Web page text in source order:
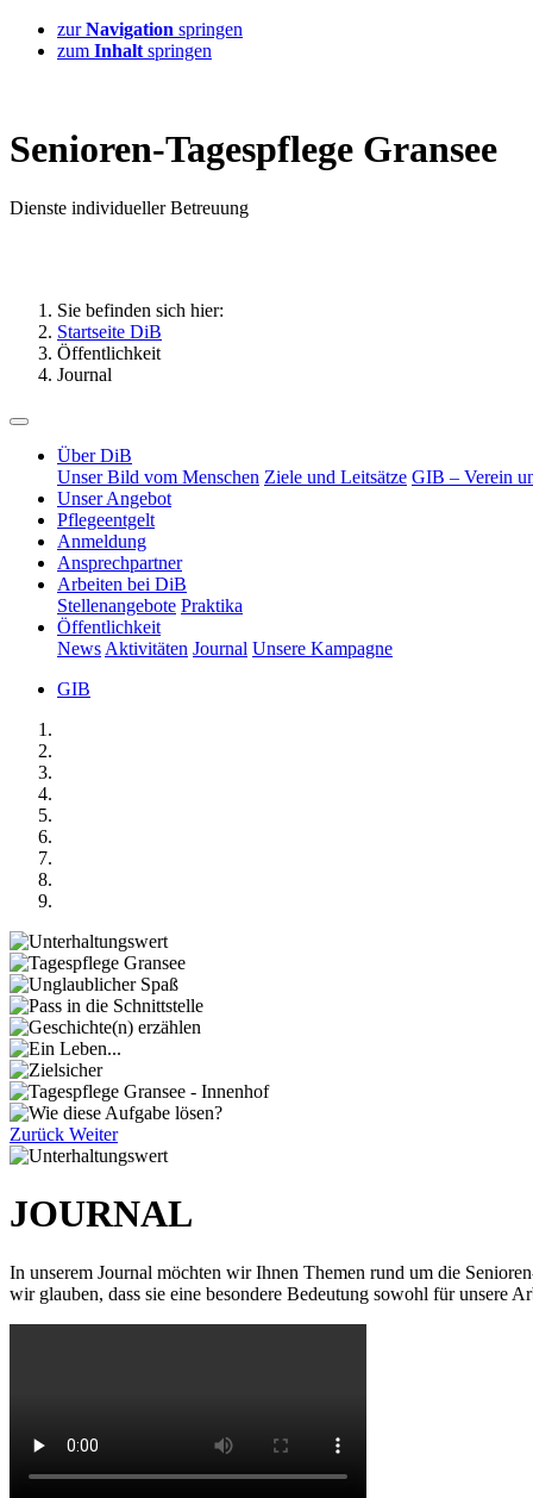
zurNavigation springen
zum Inhalt springen
Senioren-Tagespflege Gransee
Dienste individuellerBetreuung
Sie befinden sich hier:
Startseite DiB
Öffentlichkeit
Journal
Über DiB
Unser Bild vom Menschen Ziele und Leitsätze GIB – Verein
Unser Angebot
Pflegeentgelt
Anmeldung
Ansprechpartner
Arbeiten bei DiB
Stellenangebote Praktika
Öffentlichkeit
News Aktivitäten Journal Unsere Kampagne
GIB
Zurück Weiter
JOURNAL
In unserem Journal möchten wir Ihnen Themen rund um die
wir glauben, dass sie eine besondere Bedeutung sowohl für unsere